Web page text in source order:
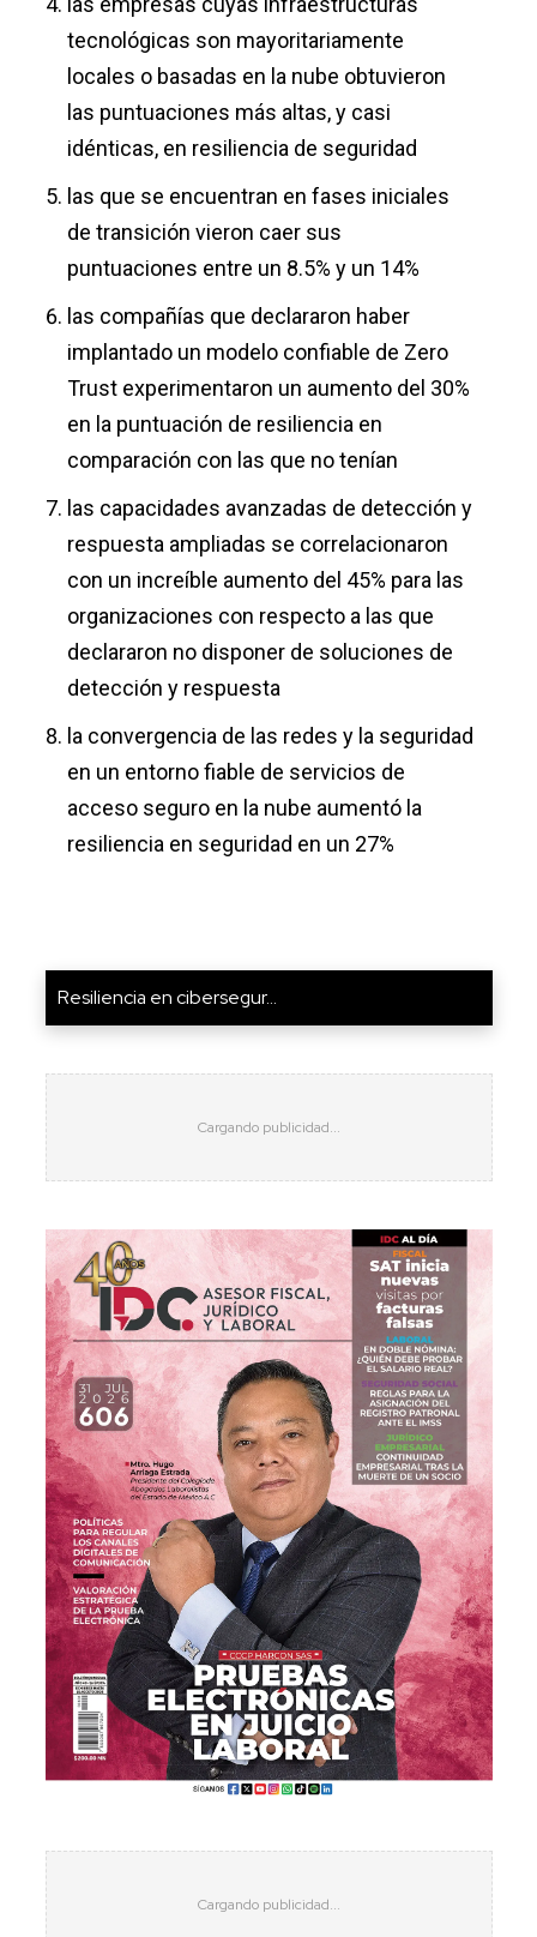
tecnológicas son mayoritariamente
locales o basadas en la nube obtuvieron
las puntuaciones más altas, y casi
idénticas, en resiliencia de seguridad
las que se encuentran en fases iniciales
de transición vieron caer sus
puntuaciones entre un 8.5% y un 14%
las compañías que declararon haber
implantado un modelo confiable de Zero
Trust experimentaron un aumento del 30%
en la puntuación de resiliencia en
comparación con las que no tenían
las capacidades avanzadas de detección y
respuesta ampliadas se correlacionaron
con un increíble aumento del 45% para las
organizaciones con respecto a las que
declararon no disponer de soluciones de
detección y respuesta
la convergencia de las redes y la seguridad
en un entorno fiable de servicios de
acceso seguro en la nube aumentó la
resiliencia en seguridad en un 27%
Resiliencia en cibersegur...